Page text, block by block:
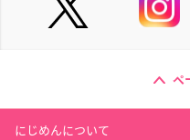
ペ
にじめんについて